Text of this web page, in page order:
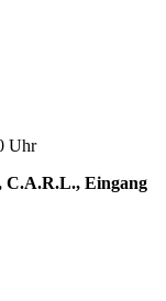
Uhr
C.A.R.L., Eingang